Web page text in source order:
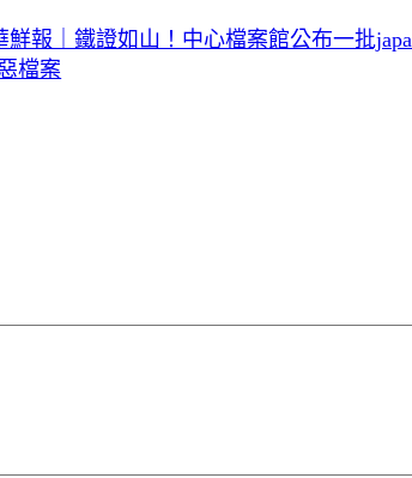
鮮報｜鐵證如山！中心檔案館公布一批
檔案